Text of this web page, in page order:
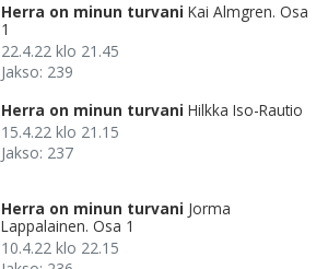
Herra on minun turvani Kai Almgren. Osa
1
22.4.22 klo 21.45
Jakso: 239
Herra on minun turvani Hilkka Iso-Rautio
15.4.22 klo 21.15
Jakso: 237
Herra on minun turvani Jorma
Lappalainen. Osa 1
10.4.22 klo 22.15